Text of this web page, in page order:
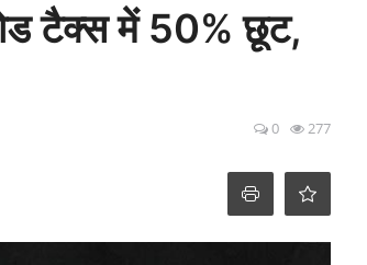
रोड टैक्स में 50% छूट,
0 277